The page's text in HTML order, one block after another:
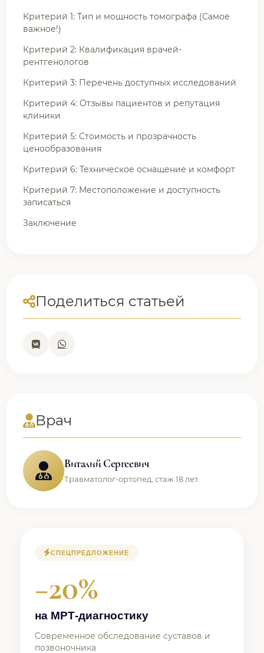
Критерий 1: Тип и мощность томографа (Самое
важное!)
Критерий 2: Квалификация врачей-
рентгенологов
Критерий 3: Перечень доступных исследований
Критерий 4: Отзывы пациентов и репутация
клиники
Критерий 5: Стоимость и прозрачность
ценообразования
Критерий 6: Техническое оснащение и комфорт
Критерий 7: Местоположение и доступность
записаться
Заключение
Поделиться статьей
Врач
Виталий Сергеевич
Травматолог-ортопед, стаж 18 лет.
СПЕЦПРЕДЛОЖЕНИЕ
−20%
на МРТ-диагностику
Современное обследование суставов и
позвоночника